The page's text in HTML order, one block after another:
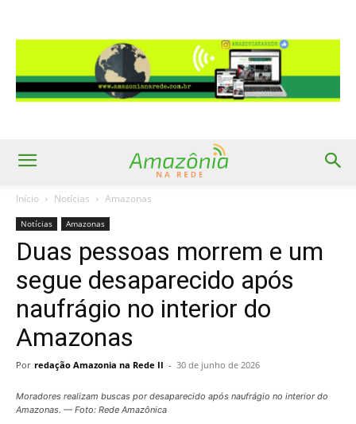
Início Notícias Amazonas
Notícias Amazonas
Duas pessoas morrem e um
segue desaparecido após
naufrágio no interior do
Amazonas
Por redação Amazonia na Rede II - 30 de junho de 2026
Moradores realizam buscas por desaparecido após naufrágio no interior do
Amazonas. — Foto: Rede Amazônica